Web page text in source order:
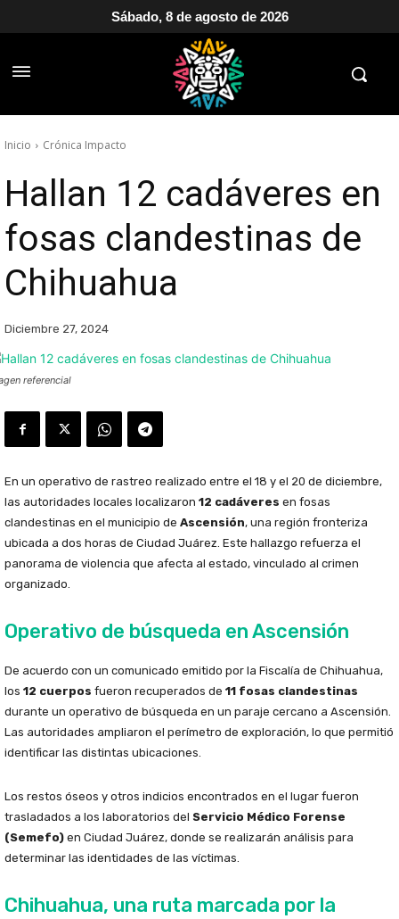
Sábado, 8 de agosto de 2026
Inicio Crónica Impacto
Hallan 12 cadáveres en
fosas clandestinas de
Chihuahua
Diciembre 27, 2024
referencial
En un operativo de rastreo realizado entre el 18 y el 20 de diciembre,
las autoridades locales localizaron 12 cadáveres en fosas
clandestinas en el municipio de Ascensión, una región fronteriza
ubicada a dos horas de Ciudad Juárez. Este hallazgo refuerza el
panorama de violencia que afecta al estado, vinculado al crimen
organizado.
Operativo de búsqueda en Ascensión
De acuerdo con un comunicado emitido por la Fiscalía de Chihuahua,
los 12 cuerpos fueron recuperados de 11 fosas clandestinas
durante un operativo de búsqueda en un paraje cercano a Ascensión.
Las autoridades ampliaron el perímetro de exploración, lo que permitió
identificar las distintas ubicaciones.
Los restos óseos y otros indicios encontrados en el lugar fueron
trasladados a los laboratorios del Servicio Médico Forense
(Semefo) en Ciudad Juárez, donde se realizarán análisis para
determinar las identidades de las víctimas.
Chihuahua, una ruta marcada por la